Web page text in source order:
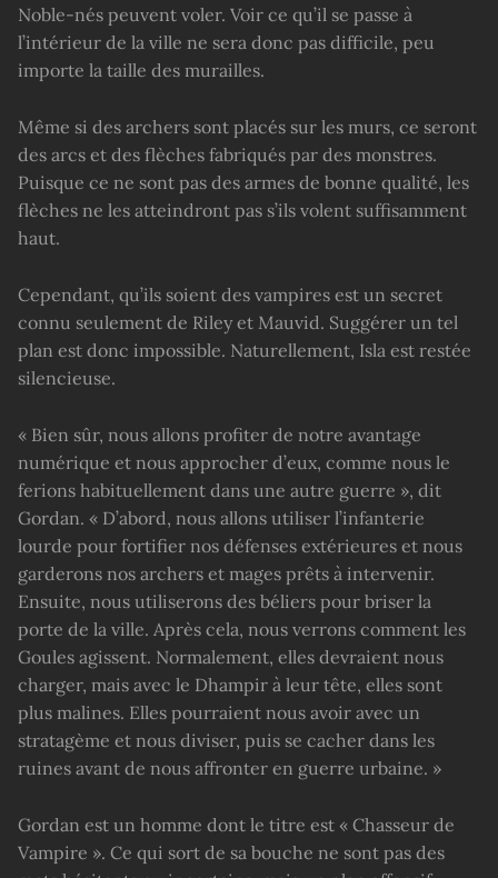
Noble-nés peuvent voler. Voir ce qu’il se passe à
l’intérieur de la ville ne sera donc pas difficile, peu
importe la taille des murailles.
Même si des archers sont placés sur les murs, ce seront
des arcs et des flèches fabriqués par des monstres.
Puisque ce ne sont pas des armes de bonne qualité, les
flèches ne les atteindront pas s’ils volent suffisamment
haut.
Cependant, qu’ils soient des vampires est un secret
connu seulement de Riley et Mauvid. Suggérer un tel
plan est donc impossible. Naturellement, Isla est restée
silencieuse.
« Bien sûr, nous allons profiter de notre avantage
numérique et nous approcher d’eux, comme nous le
ferions habituellement dans une autre guerre », dit
Gordan. « D’abord, nous allons utiliser l’infanterie
lourde pour fortifier nos défenses extérieures et nous
garderons nos archers et mages prêts à intervenir.
Ensuite, nous utiliserons des béliers pour briser la
porte de la ville. Après cela, nous verrons comment les
Goules agissent. Normalement, elles devraient nous
charger, mais avec le Dhampir à leur tête, elles sont
plus malines. Elles pourraient nous avoir avec un
stratagème et nous diviser, puis se cacher dans les
ruines avant de nous affronter en guerre urbaine. »
Gordan est un homme dont le titre est « Chasseur de
Vampire ». Ce qui sort de sa bouche ne sont pas des